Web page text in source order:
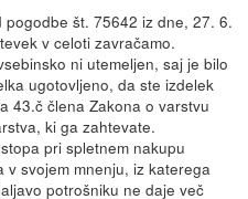
št. 75642 iz dne, 27. 6.
v celoti zavračamo.
ni utemeljen, saj je bilo
ugotovljeno, da ste izdelek
43.č člena Zakona o varstvu
ki ga zahtevate.
pri spletnem nakupu
svojem mnenju, iz katerega
potrošniku ne daje več